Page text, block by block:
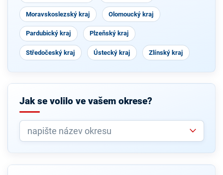
Moravskoslezský kraj Olomoucký kraj
Pardubický kraj Plzeňský kraj
Středočeský kraj Ústecký kraj Zlínský kraj
Jak se volilo ve vašem okrese?